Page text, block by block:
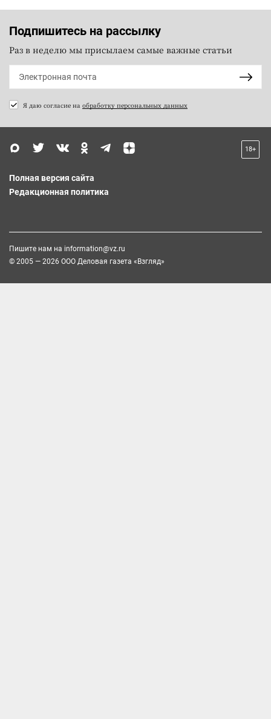
Подпишитесь на рассылку
Раз в неделю мы присылаем самые важные статьи
Я даю согласие на обработку персональных данных
18+
Полная версия сайта
Редакционная политика
Пишите нам на information@vz.ru
© 2005 — 2026 ООО Деловая газета «Взгляд»